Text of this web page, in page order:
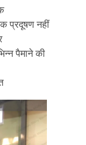
प्रदूषण नहीं
पैमाने की